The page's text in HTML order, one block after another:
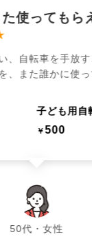
使ってもら
、自転車を手放
、また誰かに使っ
子ども用自
￥500
50代・女性
chevron_left chevron_right